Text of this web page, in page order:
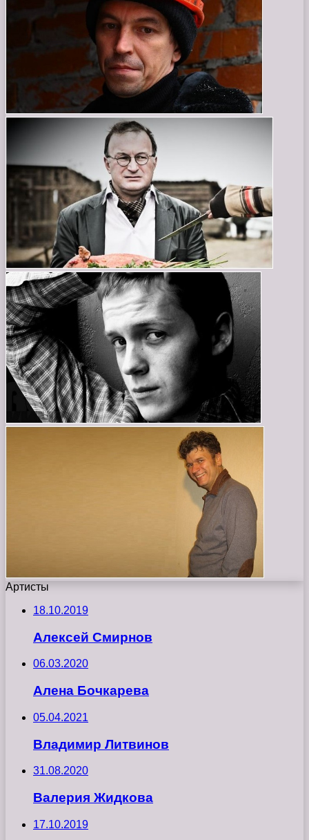
Артисты
18.10.2019
Алексей Смирнов
06.03.2020
Алена Бочкарева
05.04.2021
Владимир Литвинов
31.08.2020
Валерия Жидкова
17.10.2019